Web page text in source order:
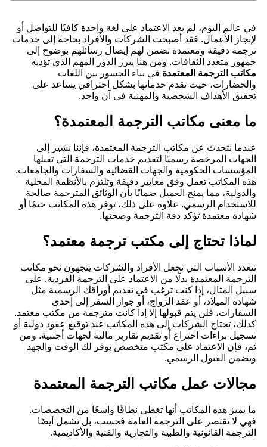
في عالم اليوم، لم يعد الاعتماد على لغة واحدة كافيًا للتواصل أو
لإنجاز الأعمال. فقد أصبحت الشركات والأفراد بحاجة إلى خدمات
ترجمة دقيقة ومعتمدة تضمن لهم إيصال رسائلهم بوضوح إلى
جمهور متعدد الثقافات. ومن هنا يبرز الدور المهم الذي تؤديه
مكاتب الترجمة المعتمدة في بناء الجسور بين اللغات
والحضارات، حيث تقدم خدماتها بشكل احترافي يساعد على
تحقيق الأهداف الشخصية والمهنية في آن واحد.
ما معنى مكاتب الترجمة المعتمدة؟
عندما نتحدث عن مكاتب الترجمة المعتمدة، فإننا نشير إلى
الجهات المرخصة رسميًا لتقديم خدمات الترجمة التي تقبلها
المؤسسات الحكومية والجهات القضائية والسفارات والجامعات.
هذه المكاتب تعمل وفق معايير دقيقة وتلتزم بالأنظمة المحلية
والدولية، مما يمنح العميل ضمانًا بأن الوثائق المترجمة صالحة
للاستخدام الرسمي. علاوة على ذلك، توفر هذه المكاتب ختمًا أو
شهادة معتمدة تؤكد دقة الترجمة وصحتها.
لماذا تحتاج إلى مكتب ترجمة معتمد؟
تتعدد الأسباب التي تجعل الأفراد والشركات يتجهون نحو مكاتب
الترجمة المعتمدة بدلًا من الاعتماد على الترجمة الفردية. على
سبيل المثال، إذا كنت ترغب في تقديم أوراقك الرسمية مثل
شهادة الميلاد، أو عقد الزواج، أو جواز السفر إلى إحدى
السفارات، فلن يتم قبولها إلا إذا كانت مترجمة من مكتب معتمد.
كذلك، تحتاج الشركات إلى هذه المكاتب عند توقيع عقود دولية أو
تسجيل براءات اختراع أو تقديم تقارير مالية لجهات أجنبية. ومن
ثم، فإن الاعتماد على مكتب متخصص يوفر لك الوقت والجهد
ويضمن القبول الرسمي.
مجالات عمل مكاتب الترجمة المعتمدة
ما يميز هذه المكاتب أنها تغطي نطاقًا واسعًا من التخصصات.
فهي لا تقتصر على الترجمة العامة فحسب، بل تشمل أيضًا
الترجمة القانونية والطبية والتجارية والفنية والأكاديمية.